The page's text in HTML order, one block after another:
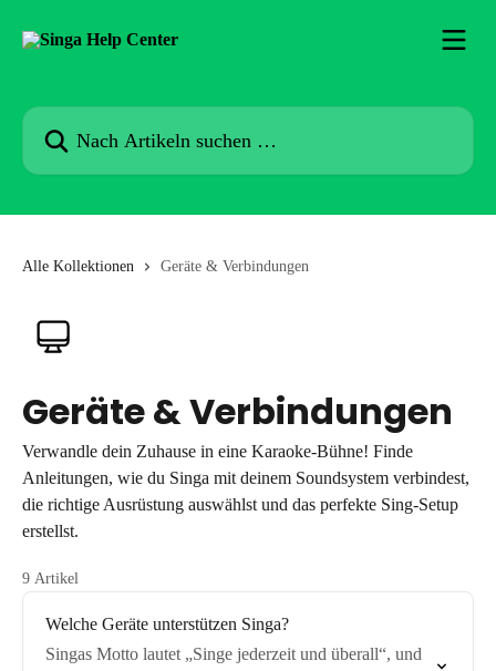
Nach Artikeln suchen …
Alle Kollektionen Geräte & Verbindungen
Geräte & Verbindungen
Verwandle dein Zuhause in eine Karaoke-Bühne! Finde
Anleitungen, wie du Singa mit deinem Soundsystem verbindest,
die richtige Ausrüstung auswählst und das perfekte Sing-Setup
erstellst.
9 Artikel
Welche Geräte unterstützen Singa?
Singas Motto lautet „Singe jederzeit und überall“, und